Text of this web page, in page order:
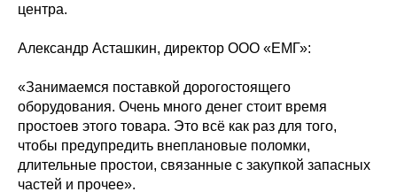
центра.
Александр Асташкин, директор ООО «ЕМГ»:
«Занимаемся поставкой дорогостоящего
оборудования. Очень много денег стоит время
простоев этого товара. Это всё как раз для того,
чтобы предупредить внеплановые поломки,
длительные простои, связанные с закупкой запасных
частей и прочее».